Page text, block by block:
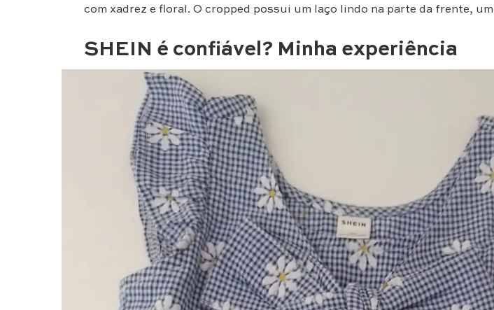
com xadrez e floral. O cropped possui um laço lindo na parte da frente,
SHEIN é confiável? Minha experiência